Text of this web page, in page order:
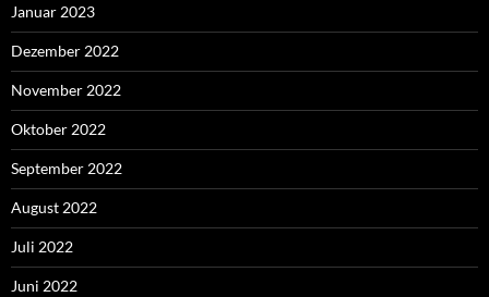
Januar 2023
Dezember 2022
November 2022
Oktober 2022
September 2022
August 2022
Juli 2022
Juni 2022